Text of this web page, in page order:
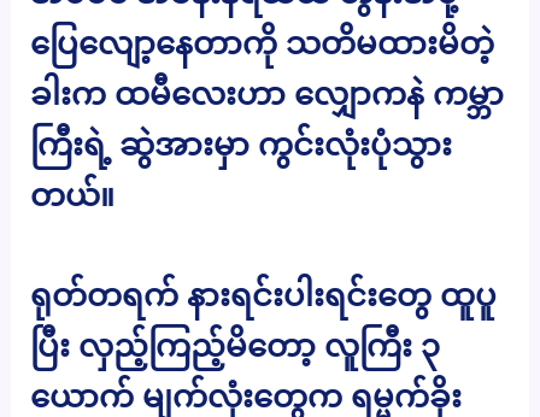
ပြေလျော့နေတာကို သတိမထားမိတဲ့
ခါးက ထမီလေးဟာ လျှောကနဲ ကမ္ဘာ
ကြီးရဲ့ ဆွဲအားမှာ ကွင်းလုံးပုံသွား
တယ်။
ရုတ်တရက် နားရင်းပါးရင်းတွေ ထူပူ
ပြီး လှည့်ကြည့်မိတော့ လူကြီး ၃
ယောက် မျက်လုံးတွေက ရမ္မက်ခိုး